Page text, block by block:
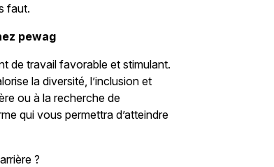
faut.
pewag
de travail favorable et stimulant.
la diversité, l’inclusion et
ou à la recherche de
qui vous permettra d’atteindre
?